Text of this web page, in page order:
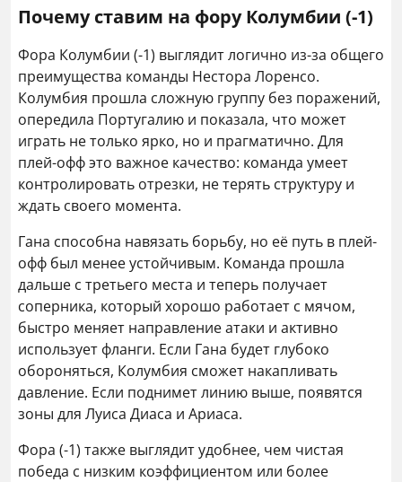
Почему ставим на фору Колумбии (-1)
Фора Колумбии (-1) выглядит логично из-за общего
преимущества команды Нестора Лоренсо.
Колумбия прошла сложную группу без поражений,
опередила Португалию и показала, что может
играть не только ярко, но и прагматично. Для
плей-офф это важное качество: команда умеет
контролировать отрезки, не терять структуру и
ждать своего момента.
Гана способна навязать борьбу, но её путь в плей-
офф был менее устойчивым. Команда прошла
дальше с третьего места и теперь получает
соперника, который хорошо работает с мячом,
быстро меняет направление атаки и активно
использует фланги. Если Гана будет глубоко
обороняться, Колумбия сможет накапливать
давление. Если поднимет линию выше, появятся
зоны для Луиса Диаса и Ариаса.
Фора (-1) также выглядит удобнее, чем чистая
победа с низким коэффициентом или более